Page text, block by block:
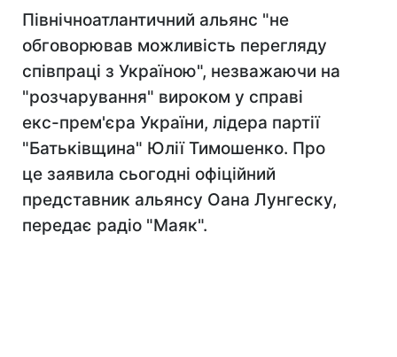
Північноатлантичний альянс "не
обговорював можливість перегляду
співпраці з Україною", незважаючи на
"розчарування" вироком у справі
екс-прем'єра України, лідера партії
"Батьківщина" Юлії Тимошенко. Про
це заявила сьогодні офіційний
представник альянсу Оана Лунгеску,
передає радіо "Маяк".